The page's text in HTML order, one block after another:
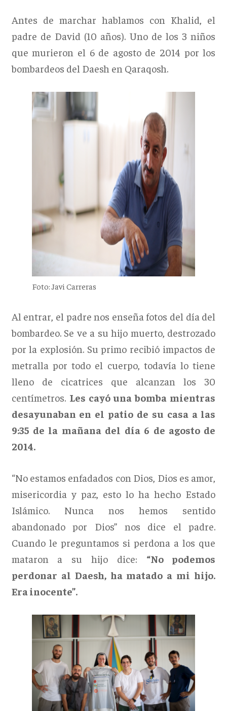
Antes de marchar hablamos con Khalid, el
padre de David (10 años). Uno de los 3 niños
que murieron el 6 de agosto de 2014 por los
bombardeos del Daesh en Qaraqosh.
Foto: Javi Carreras
Al entrar, el padre nos enseña fotos del día del
bombardeo. Se ve a su hijo muerto, destrozado
por la explosión. Su primo recibió impactos de
metralla por todo el cuerpo, todavía lo tiene
lleno de cicatrices que alcanzan los 30
centímetros. Les cayó una bomba mientras
desayunaban en el patio de su casa a las
9:35 de la mañana del día 6 de agosto de
2014.
“No estamos enfadados con Dios, Dios es amor,
misericordia y paz, esto lo ha hecho Estado
Islámico. Nunca nos hemos sentido
abandonado por Dios” nos dice el padre.
Cuando le preguntamos si perdona a los que
mataron a su hijo dice: “No podemos
perdonar al Daesh, ha matado a mi hijo.
Era inocente”.